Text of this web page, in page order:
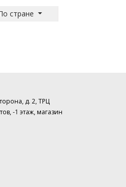
стране
д. 2, ТРЦ
-1 этаж, магазин